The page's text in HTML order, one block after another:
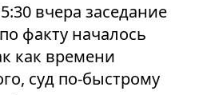
вчера заседание
факту началось
как времени
суд по-быстрому